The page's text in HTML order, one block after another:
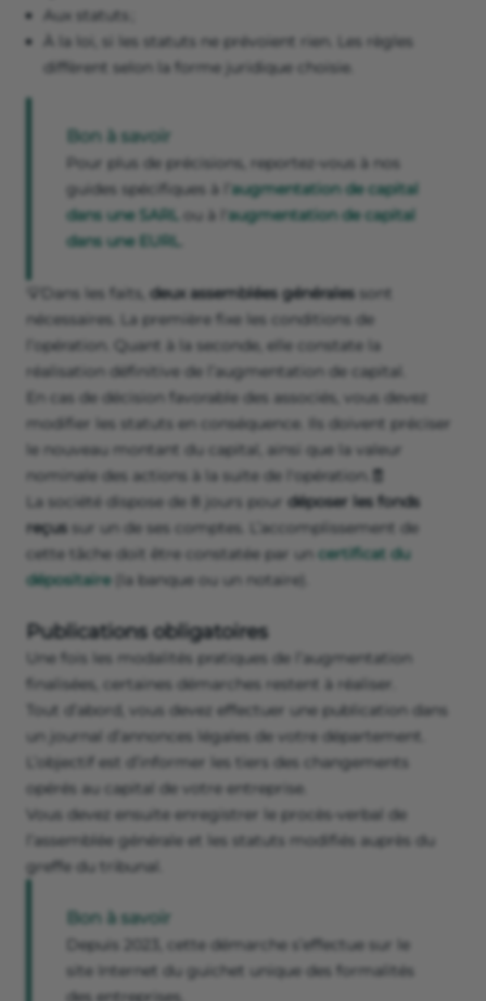
Aux statuts ;
À la loi, si les statuts ne prévoient rien. Les règles
diffèrent selon la forme juridique choisie.
Bon à savoir
Pour plus de précisions, reportez-vous à nos
guides spécifiques à l’ augmentation de capital
dans une SARL ou à l' augmentation de capital
dans une EURL
💡Dans les faits, deux assemblées générales sont
nécessaires. La première fixe les conditions de
l’opération. Quant à la seconde, elle constate la
réalisation définitive de l’augmentation de capital.
En cas de décision favorable des associés, vous devez
modifier les statuts en conséquence. Ils doivent préciser
le nouveau montant du capital, ainsi que la valeur
nominale des actions à la suite de l'opération.🧾
La société dispose de 8 jours pour déposer les fonds
reçus sur un de ses comptes. L’accomplissement de
cette tâche doit être constatée par un certificat du
dépositaire(la banque ou un notaire).
Publications obligatoires
Une fois les modalités pratiques de l’augmentation
finalisées, certaines démarches restent à réaliser.
Tout d’abord, vous devez effectuer une publication dans
un journal d’annonces légales de votre département.
L’objectif est d’informer les tiers des changements
opérés au capital de votre entreprise.
Vous devez ensuite enregistrer le procès-verbal de
l’assemblée générale et les statuts modifiés auprès du
greffe du tribunal.
Bon à savoir
Depuis 2023, cette démarche s’effectue sur le
site Internet du guichet unique des formalités
des entreprises.